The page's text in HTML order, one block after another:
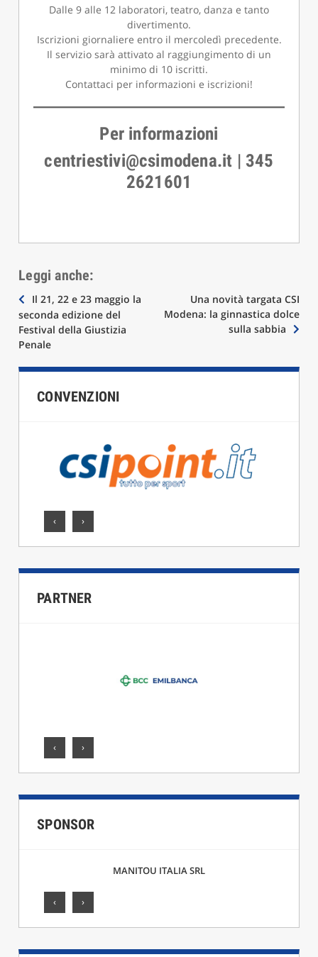
Dalle 9 alle 12 laboratori, teatro, danza e tanto
divertimento.
Iscrizioni giornaliere entro il mercoledì precedente.
Il servizio sarà attivato al raggiungimento di un
minimo di 10 iscritti.
Contattaci per informazioni e iscrizioni!
Per informazioni
centriestivi@csimodena.it | 345
2621601
Leggi anche:
Navigazione
articoli
Il 21, 22 e 23 maggio la
seconda edizione del
Festival della Giustizia
Penale
Una novità targata CSI
Modena: la ginnastica dolce
sulla sabbia
CONVENZIONI
‹ ›
PARTNER
‹ ›
SPONSOR
F.LLI CICCARELLI SRL
‹ ›